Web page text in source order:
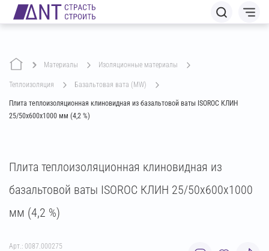
Материалы изоляционные материалы
теплоизоляция базальтовая вата (MW)
Плита теплоизоляционная клиновидная из базальтовой ваты ISOROC КЛИН
25/50х600х1000 мм (4,2 %)
Плита теплоизоляционная клиновидная из
базальтовой ваты ISOROC КЛИН 25/50х600х1000
мм (4,2 %)
Арт.: 0087.000275